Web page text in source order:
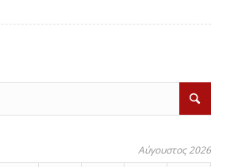
Αύγουστος 2026